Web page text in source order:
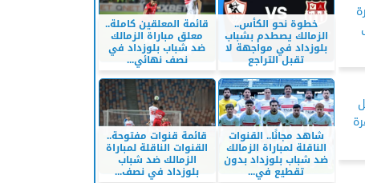
خطوة نحو الكأس..
الزمالك يصطدم بشباب
بلوزداد في مواجهة لا
تقبل التراجع
قائمة المعلقين كاملة..
معلق مباراة الزمالك
ضد شباب بلوزداد في
نصف نهائي...
شاهد مجانًا.. القنوات
الناقلة لمباراة الزمالك
ضد شباب بلوزداد بدون
تقطيع في...
قائمة قنوات مفتوحة..
القنوات الناقلة لمباراة
الزمالك ضد شباب
بلوزداد في نصف...